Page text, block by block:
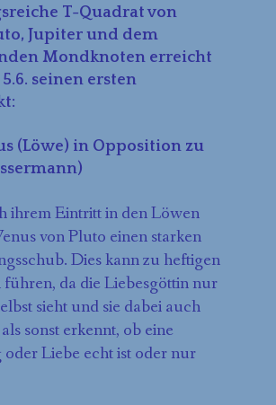
T-Quadrat von
Jupiter und dem
Mondknoten erreicht
seinen ersten
(Löwe) in Opposition zu
ihrem Eintritt in den Löwen
von Pluto einen starken
Dies kann zu heftigen
führen, da die Liebesgöttin nur
sieht und sie dabei auch
sonst erkennt, ob eine
Liebe echt ist oder nur